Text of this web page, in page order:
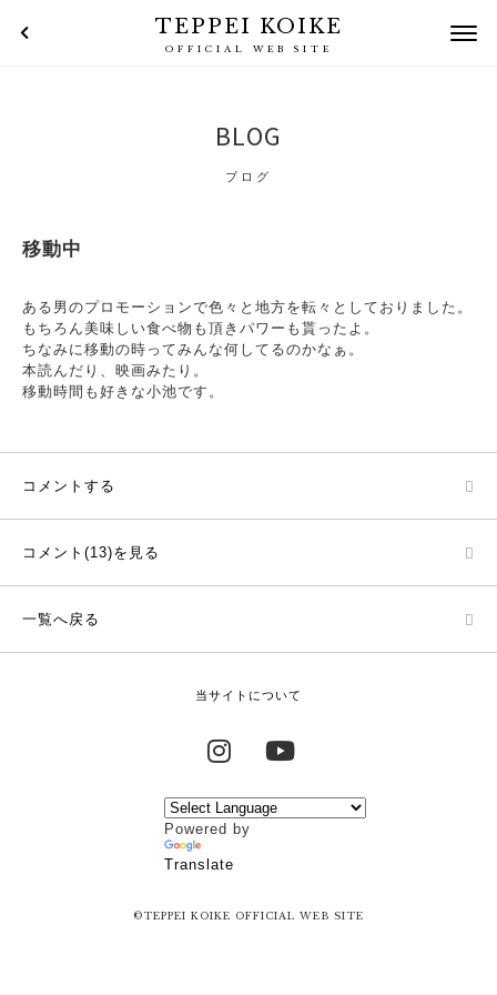
TEPPEI KOIKE
OFFICIAL WEB SITE
BLOG
ブログ
移動中
ある男のプロモーションで色々と地方を転々としておりました。
もちろん美味しい食べ物も頂きパワーも貰ったよ。
ちなみに移動の時ってみんな何してるのかなぁ。
本読んだり、映画みたり。
移動時間も好きな小池です。
コメントする
コメント(13)を見る
一覧へ戻る
当サイトについて
InstagramYouTube
Powered by
Translate
©TEPPEI KOIKE OFFICIAL WEB SITE